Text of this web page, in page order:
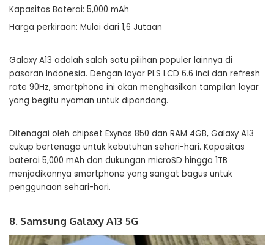
Kapasitas Baterai: 5,000 mAh
Harga perkiraan: Mulai dari 1,6 Jutaan
Galaxy A13 adalah salah satu pilihan populer lainnya di
pasaran Indonesia. Dengan layar PLS LCD 6.6 inci dan refresh
rate 90Hz, smartphone ini akan menghasilkan tampilan layar
yang begitu nyaman untuk dipandang.
Ditenagai oleh chipset Exynos 850 dan RAM 4GB, Galaxy A13
cukup bertenaga untuk kebutuhan sehari-hari. Kapasitas
baterai 5,000 mAh dan dukungan microSD hingga 1TB
menjadikannya smartphone yang sangat bagus untuk
penggunaan sehari-hari.
8. Samsung Galaxy A13 5G